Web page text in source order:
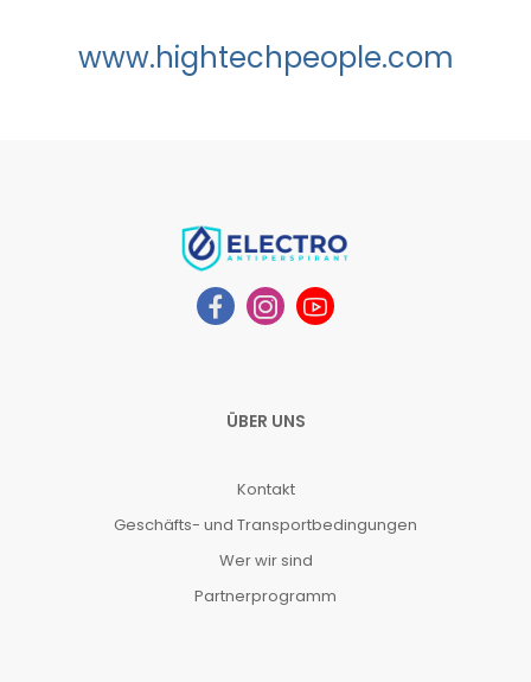
www.hightechpeople.com
ÜBER UNS
Kontakt
Geschäfts- und Transportbedingungen
Wer wir sind
Partnerprogramm